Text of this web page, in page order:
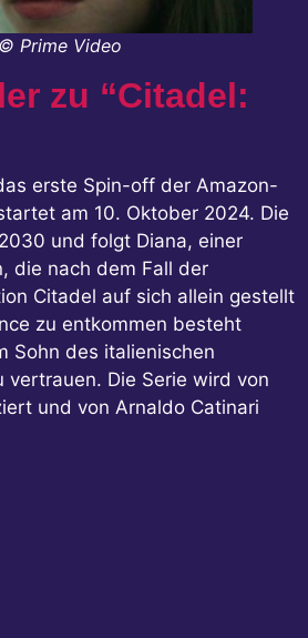
© Prime Video
zu “Citadel:
erste Spin-off der Amazon-
am 10. Oktober 2024. Die
und folgt Diana, einer
die nach dem Fall der
Citadel auf sich allein gestellt
zu entkommen besteht
Sohn des italienischen
vertrauen. Die Serie wird von
und von Arnaldo Catinari